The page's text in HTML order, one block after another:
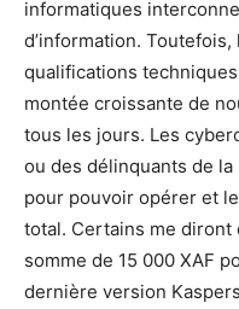
informatiques
d’information.
qualifications
montée croissante de
tous les jours. Les
ou des délinquants de la
pour pouvoir opérer et
total. Certains me diront
somme de 15 000 XAF
dernière version